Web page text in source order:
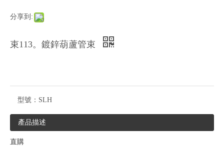
分享到:
束113。鍍鋅葫蘆管束
型號： SLH
產品描述
直購